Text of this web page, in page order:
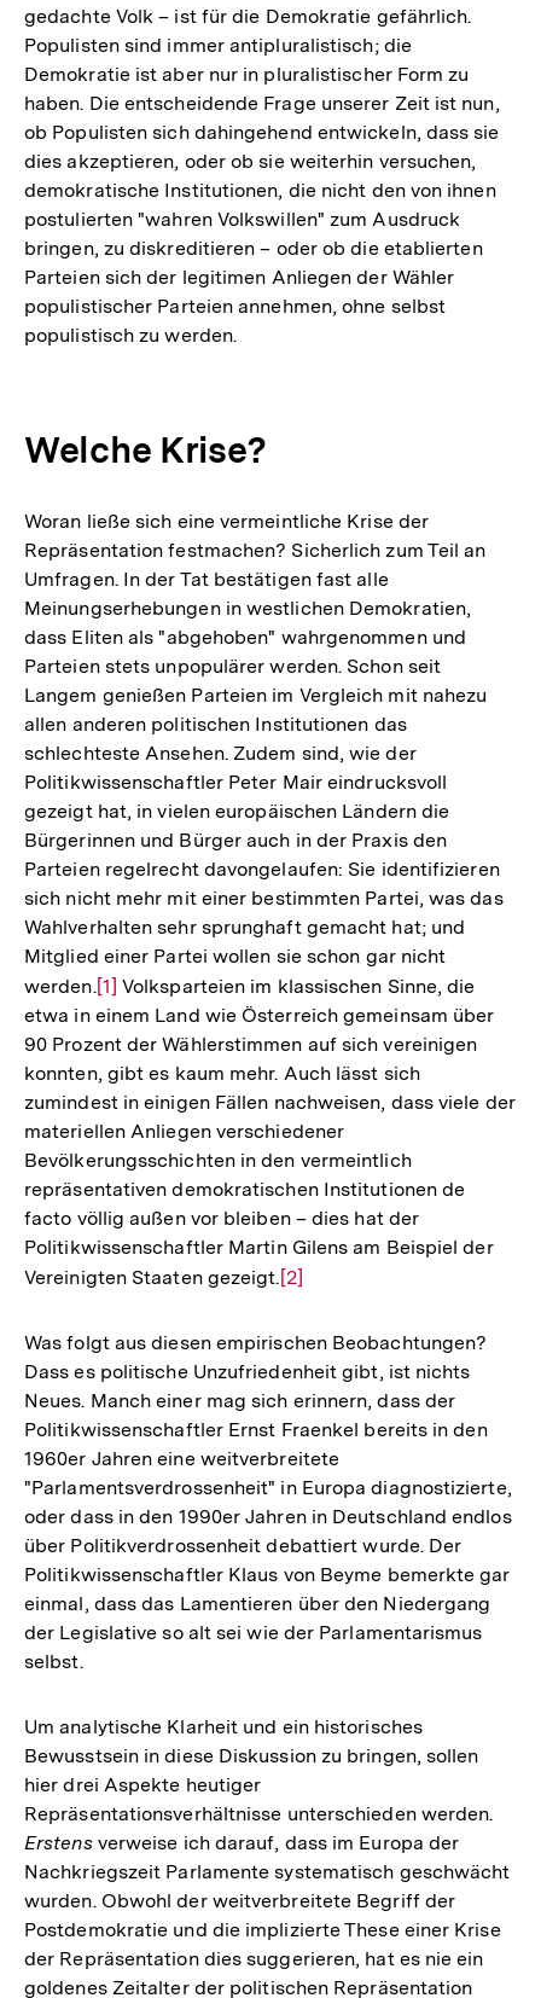
gedachte Volk – ist für die Demokratie gefährlich.
Populisten sind immer antipluralistisch; die
Demokratie ist aber nur in pluralistischer Form zu
haben. Die entscheidende Frage unserer Zeit ist nun,
ob Populisten sich dahingehend entwickeln, dass sie
dies akzeptieren, oder ob sie weiterhin versuchen,
demokratische Institutionen, die nicht den von ihnen
postulierten "wahren Volkswillen" zum Ausdruck
bringen, zu diskreditieren – oder ob die etablierten
Parteien sich der legitimen Anliegen der Wähler
populistischer Parteien annehmen, ohne selbst
populistisch zu werden.
Welche Krise?
Woran ließe sich eine vermeintliche Krise der
Repräsentation festmachen? Sicherlich zum Teil an
Umfragen. In der Tat bestätigen fast alle
Meinungserhebungen in westlichen Demokratien,
dass Eliten als "abgehoben" wahrgenommen und
Parteien stets unpopulärer werden. Schon seit
Langem genießen Parteien im Vergleich mit nahezu
allen anderen politischen Institutionen das
schlechteste Ansehen. Zudem sind, wie der
Politikwissenschaftler Peter Mair eindrucksvoll
gezeigt hat, in vielen europäischen Ländern die
Bürgerinnen und Bürger auch in der Praxis den
Parteien regelrecht davongelaufen: Sie identifizieren
sich nicht mehr mit einer bestimmten Partei, was das
Wahlverhalten sehr sprunghaft gemacht hat; und
Mitglied einer Partei wollen sie schon gar nicht
werden.Zur
Auflösung
der
Fußnote
[1] Volksparteien im klassischen Sinne, die
etwa in einem Land wie Österreich gemeinsam über
90 Prozent der Wählerstimmen auf sich vereinigen
konnten, gibt es kaum mehr. Auch lässt sich
zumindest in einigen Fällen nachweisen, dass viele der
materiellen Anliegen verschiedener
Bevölkerungsschichten in den vermeintlich
repräsentativen demokratischen Institutionen de
facto völlig außen vor bleiben – dies hat der
Politikwissenschaftler Martin Gilens am Beispiel der
Vereinigten Staaten gezeigt. Zur
der
Fußnote
[2]
Was folgt aus diesen empirischen Beobachtungen?
Dass es politische Unzufriedenheit gibt, ist nichts
Neues. Manch einer mag sich erinnern, dass der
Politikwissenschaftler Ernst Fraenkel bereits in den
1960er Jahren eine weitverbreitete
"Parlamentsverdrossenheit" in Europa diagnostizierte,
oder dass in den 1990er Jahren in Deutschland endlos
über Politikverdrossenheit debattiert wurde. Der
Politikwissenschaftler Klaus von Beyme bemerkte gar
einmal, dass das Lamentieren über den Niedergang
der Legislative so alt sei wie der Parlamentarismus
selbst.
Um analytische Klarheit und ein historisches
Bewusstsein in diese Diskussion zu bringen, sollen
hier drei Aspekte heutiger
Repräsentationsverhältnisse unterschieden werden.
Erstensverweise ich darauf, dass im Europa der
Nachkriegszeit Parlamente systematisch geschwächt
wurden. Obwohl der weitverbreitete Begriff der
Postdemokratie und die implizierte These einer Krise
der Repräsentation dies suggerieren, hat es nie ein
goldenes Zeitalter der politischen Repräsentation